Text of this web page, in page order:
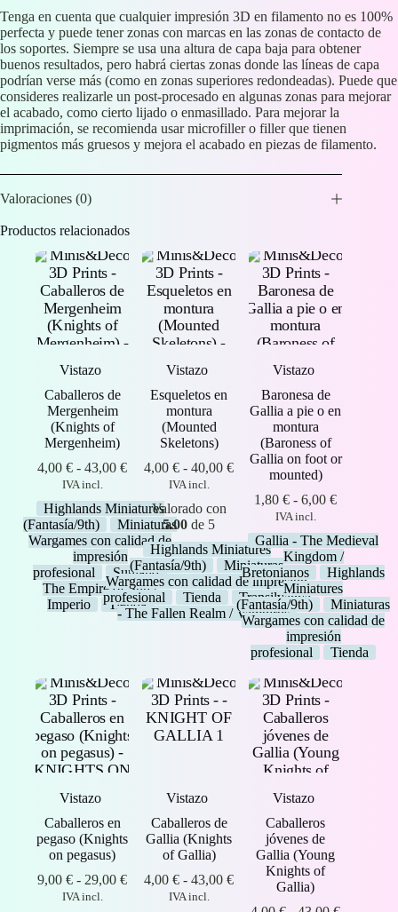
Tenga en cuenta que cualquier impresión 3D en filamento no es 100%
perfecta y puede tener zonas con marcas en las zonas de contacto de
los soportes. Siempre se usa una altura de capa baja para obtener
buenos resultados, pero habrá ciertas zonas donde las líneas de capa
podrían verse más (como en zonas superiores redondeadas). Puede que
consideres realizarle un post-procesado en algunas zonas para mejorar
el acabado, como cierto lijado o enmasillado. Para mejorar la
imprimación, se recomienda usar microfiller o filler que tienen
pigmentos más gruesos y mejora el acabado en piezas de filamento.
Valoraciones (0)
Productos relacionados
Vistazo
Caballeros de
Mergenheim
(Knights of
Mergenheim)
4,00€ - 43,00€Rango
precios:
desde
4,00 €
hasta
43,00 €
IVA incl.
Highlands Miniatures
(Fantasía/9th)
Miniaturas
Wargames con calidad de
impresión
profesional
Sunland -
The Empire of Sun /
Imperio
Tienda
Vistazo
Esqueletos en
montura
(Mounted
Skeletons)
4,00€ - 40,00€Rango
precios:
4,00 €
hasta
40,00 €
IVA incl.
Valorado con
5.00 de 5
Highlands Miniatures
(Fantasía/9th)
Miniaturas
Wargames con calidad de impresión
profesional
Tienda
Transilvanya
- The Fallen Realm / Vampiros
Vistazo
Baronesa de
Gallia a pie o en
montura
(Baroness of
Gallia on foot or
mounted)
1,80€ - 6,00€Rango
precios:
desde
1,80 €
hasta
6,00 €
IVA incl.
Gallia - The Medieval
Kingdom /
Bretonianos
Highlands
Miniatures
(Fantasía/9th)
Miniaturas
Wargames con calidad de
impresión
profesional
Tienda
Vistazo
Caballeros en
pegaso (Knights
on pegasus)
9,00€ - 29,00€Rango
IVA incl.
Vistazo
Caballeros de
Gallia (Knights
of Gallia)
4,00€ - 43,00€Rango
IVA incl.
Vistazo
Caballeros
jóvenes de
Gallia (Young
Knights of
Gallia)